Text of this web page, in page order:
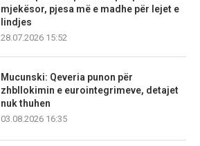
mjekësor, pjesa më e madhe për lejet e
lindjes
28.07.2026 15:52
Mucunski: Qeveria punon për
zhbllokimin e eurointegrimeve, detajet
nuk thuhen
03.08.2026 16:35